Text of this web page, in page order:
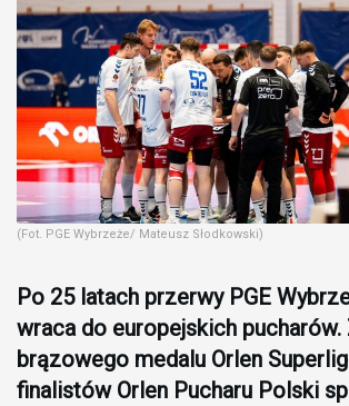
(Fot. PGE Wybrzeże/ Mateusz Słodkowski)
Po 25 latach przerwy PGE
wraca do europejskich
brązowego medalu Orlen
finalistów Orlen Pucharu Polski